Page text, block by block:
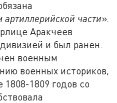
части».
Аракчеев
и был ранен.
военным
военных историков,
1808-1809 годов со